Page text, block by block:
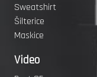
Sweatshirt
Šilterice
Maskice
Video